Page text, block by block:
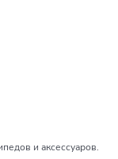
и аксессуаров.